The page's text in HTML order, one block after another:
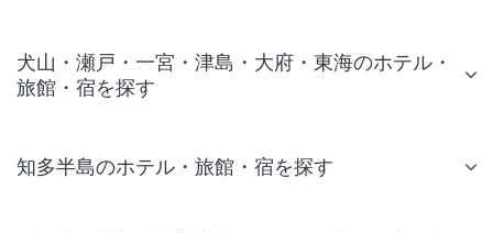
犬山・瀬戸・一宮・津島・大府・東海のホテル・
旅館・宿を探す
知多半島のホテル・旅館・宿を探す